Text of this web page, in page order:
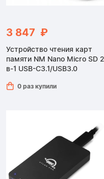
3 847 ₽
Устройство чтения карт
памяти NM Nano Micro SD
в-1 USB-C3.1/USB3.0
0 раз купили